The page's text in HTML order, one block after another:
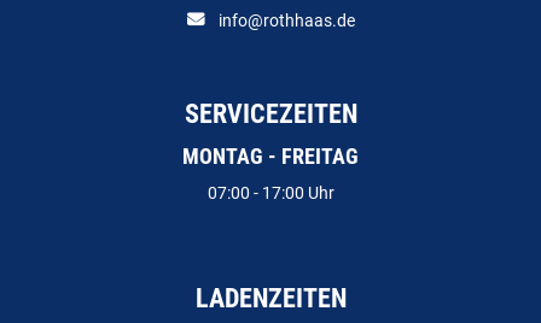
info@rothhaas.de
SERVICEZEITEN
MONTAG - FREITAG
07:00 - 17:00 Uhr
LADENZEITEN